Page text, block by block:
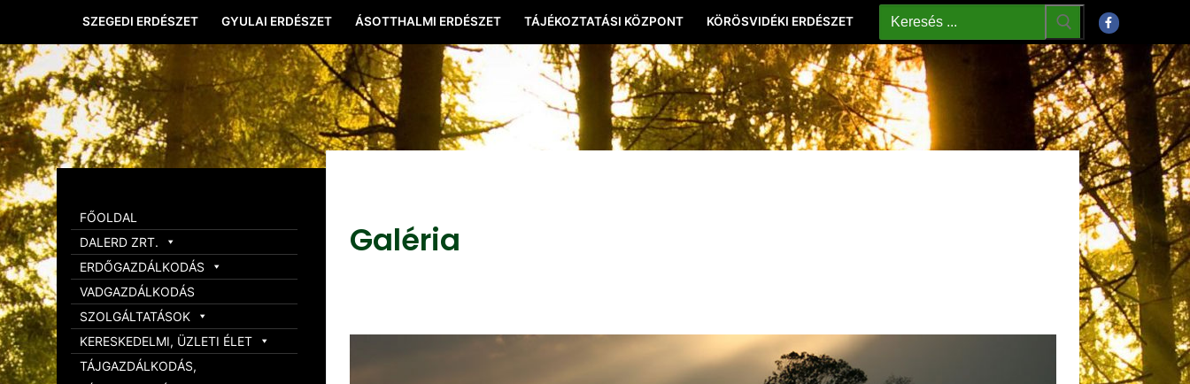
SZEGEDI ERDÉSZET GYULAI ERDÉSZET ÁSOTTHALMI ERDÉSZET TÁJÉKOZTATÁSI KÖZPONT KÖRÖSVIDÉKI ERDÉSZET
Galéria
FŐOLDAL
DALERD ZRT.
ERDŐGAZDÁLKODÁS
VADGAZDÁLKODÁS
SZOLGÁLTATÁSOK
KERESKEDELMI, ÜZLETI ÉLET
TÁJGAZDÁLKODÁS,